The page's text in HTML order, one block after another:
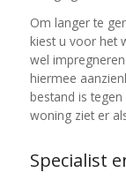
Om langer te
kiest u voor het
wel
hiermee
bestand is
woning ziet er
Specialist